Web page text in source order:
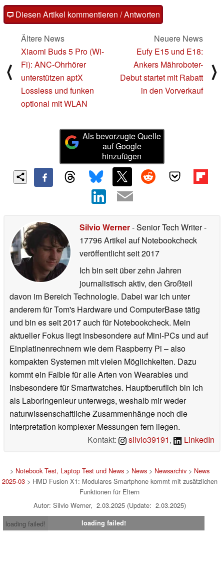
Diesen Artikel kommentieren / Antworten
⟨
Ältere News
Xiaomi Buds 5 Pro (Wi-
Fi): ANC-Ohrhörer
unterstützen aptX
Lossless und funken
optional mit WLAN
Neuere News
Eufy E15 und E18:
Ankers Mähroboter-
Debut startet mit Rabatt
in den Vorverkauf
⟩
Als bevorzugte Quelle
auf Google
hinzufügen
Silvio Werner- Senior Tech Writer-
17796 Artikel auf Notebookcheck
veröffentlichtseit 2017
Ich bin seit über zehn Jahren
journalistisch aktiv, den Großteil
davon im Bereich Technologie. Dabei war ich unter
anderem für Tom's Hardware und ComputerBase tätig
und bin es seit 2017 auch für Notebookcheck. Mein
aktueller Fokus liegt insbesondere auf Mini-PCs und auf
Einplatinenrechnern wie dem Raspberry Pi – also
kompakten Systemen mit vielen Möglichkeiten. Dazu
kommt ein Faible für alle Arten von Wearables und
insbesondere für Smartwatches. Hauptberuflich bin ich
als Laboringenieur unterwegs, weshalb mir weder
naturwissenschaftliche Zusammenhänge noch die
Interpretation komplexer Messungen fern liegen.
Kontakt:
silvio39191, LinkedIn
> Notebook Test, Laptop Test und News> News> Newsarchiv> News
2025-03> HMD Fusion X1: Modulares Smartphone kommt mit zusätzlichen
Funktionen für Eltern
Autor: Silvio Werner, 2.03.2025 (Update: 2.03.2025)
loading failed!
loading failed!